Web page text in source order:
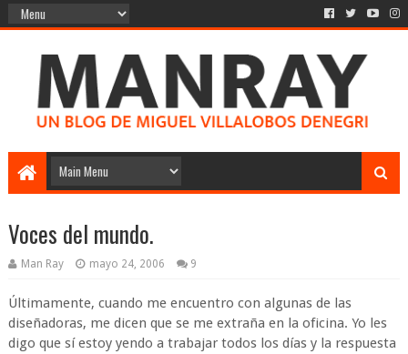
Voces del mundo.
Man Ray mayo 24, 2006 9
Últimamente, cuando me encuentro con algunas de las
diseñadoras, me dicen que se me extraña en la oficina. Yo les
digo que sí estoy yendo a trabajar todos los días y la respuesta